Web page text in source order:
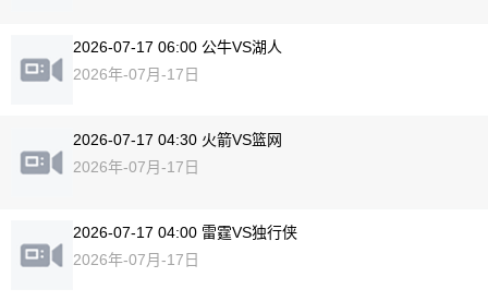
2026-07-17 06:00 公牛VS湖人
2026年-07月-17日
2026-07-17 04:30 火箭VS篮网
2026年-07月-17日
2026-07-17 04:00 雷霆VS独行侠
2026年-07月-17日